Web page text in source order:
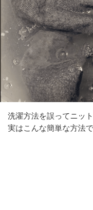
洗濯方法を誤ってニッ
実はこんな簡単な方法